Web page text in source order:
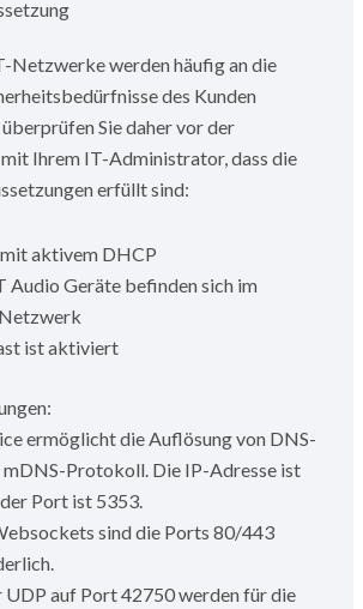
Netzwerke werden häufig an die
des Kunden
Sie daher vor der
Ihrem IT-Administrator, dass die
erfüllt sind:
aktivem DHCP
Audio Geräte befinden sich im
ist aktiviert
ermöglicht die Auflösung von DNS-
mDNS-Protokoll. Die IP-Adresse ist
Port ist 5353.
sind die Ports 80/443
UDP auf Port 42750 werden für die